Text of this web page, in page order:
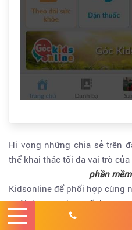
Hi vọng những chia sẻ trên
thể khai thác tối đa vai trò của
phần
Kidsonline để phối hợp cùng
nuôi dạy con được tốt hơn.
Lưu ý, hiện KidsOnline hỗ